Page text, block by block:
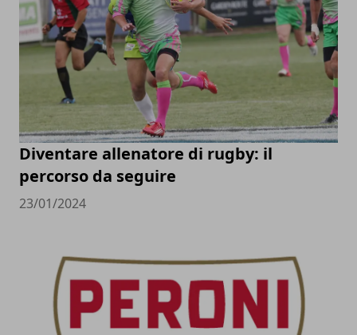
Diventare allenatore di rugby: il
percorso da seguire
23/01/2024